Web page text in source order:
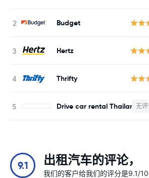
Budget
Hertz
Thrifty
Drive car rental Thailand无评
9.1 出租汽车的评论，
我们的客户给我们的评分是9.1/